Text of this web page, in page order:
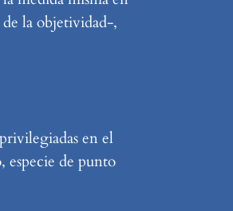
la objetividad-,
en el
especie de punto